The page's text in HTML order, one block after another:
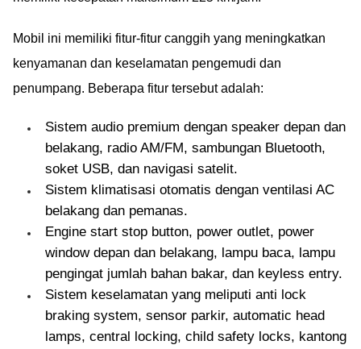
Mobil ini memiliki fitur-fitur canggih yang meningkatkan
kenyamanan dan keselamatan pengemudi dan
penumpang. Beberapa fitur tersebut adalah:
Sistem audio premium dengan speaker depan dan
belakang, radio AM/FM, sambungan Bluetooth,
soket USB, dan navigasi satelit.
Sistem klimatisasi otomatis dengan ventilasi AC
belakang dan pemanas.
Engine start stop button, power outlet, power
window depan dan belakang, lampu baca, lampu
pengingat jumlah bahan bakar, dan keyless entry.
Sistem keselamatan yang meliputi anti lock
braking system, sensor parkir, automatic head
lamps, central locking, child safety locks, kantong